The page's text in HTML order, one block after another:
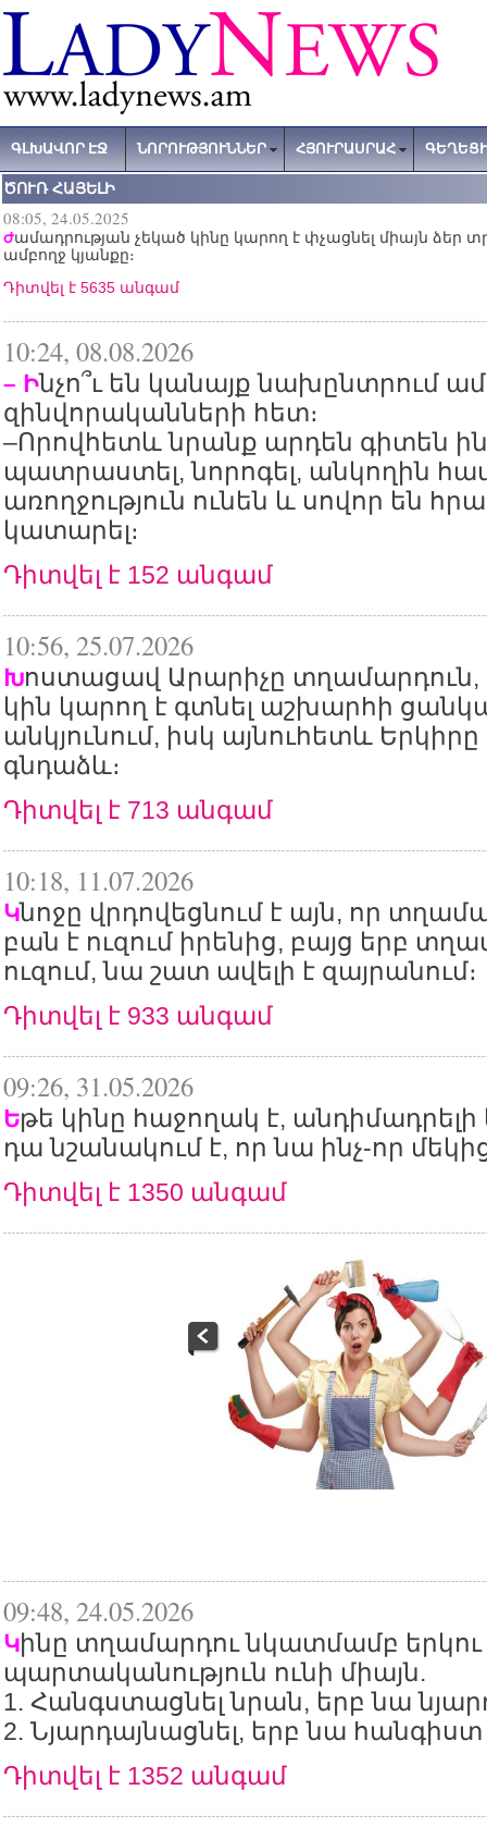
ԳԼԽԱՎՈՐ ԷՋ ՆՈՐՈՒԹՅՈՒՆՆԵՐ ՀՅՈՒՐԱՍՐԱՀ
ԾՈՒՌ ՀԱՅԵԼԻ
08:05, 24.05.2025
Ժամադրության չեկած կինը կարող է փչացնել միայն ձեր
ամբողջ կյանքը։
Դիտվել է 5635 անգամ
10:24, 08.08.2026
– Ինչո՞ւ են կանայք նախընտրում
զինվորականների հետ։
–Որովհետև նրանք արդեն գիտեն
պատրաստել, նորոգել, անկողին
առողջություն ունեն և սովոր են
կատարել։
Դիտվել է 152 անգամ
10:56, 25.07.2026
Խոստացավ Արարիչը տղամարդուն,
կին կարող է գտնել աշխարհի
անկյունում, իսկ այնուհետև
գնդաձև։
Դիտվել է 713 անգամ
10:18, 11.07.2026
Կնոջը վրդովեցնում է այն, որ
բան է ուզում իրենից, բայց երբ
ուզում, նա շատ ավելի է զայրանում։
Դիտվել է 933 անգամ
09:26, 31.05.2026
Եթե կինը հաջողակ է, անդիմադրելի
դա նշանակում է, որ նա ինչ-որ մեկից
Դիտվել է 1350 անգամ
09:48, 24.05.2026
Կինը տղամարդու նկատմամբ երկու
պարտականություն ունի միայն.
1. Հանգստացնել նրան, երբ նա
2. Նյարդայնացնել, երբ նա հանգիստ
Դիտվել է 1352 անգամ